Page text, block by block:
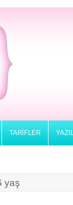
TARIFLER
yaş